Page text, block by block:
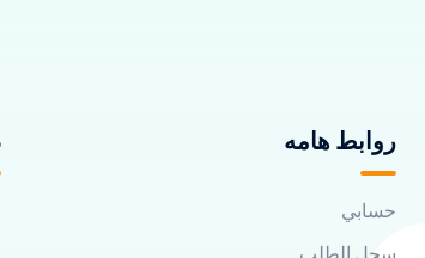
روابط هامه
حسابي